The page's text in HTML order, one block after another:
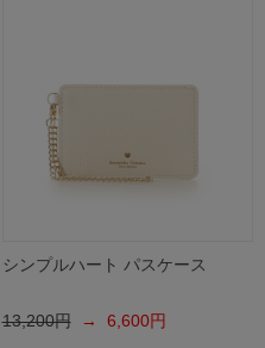
シンプルハート パスケース
13,200円→ 6,600円